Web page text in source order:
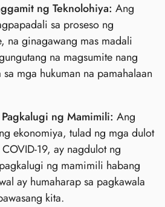
ng Teknolohiya: Ang
sa proseso ng
na ginagawang mas madali
na magsumite nang
mga hukuman na pamahalaan
ng Mamimili: Ang
ekonomiya, tulad ng mga dulot
19, ay nagdulot ng
ng mamimili habang
ay humaharap sa pagkawala
kita.